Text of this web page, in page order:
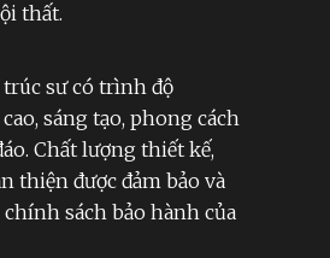
thất.
sư có trình độ
sáng tạo, phong cách
Chất lượng thiết kế,
thiện được đảm bảo và
sách bảo hành của